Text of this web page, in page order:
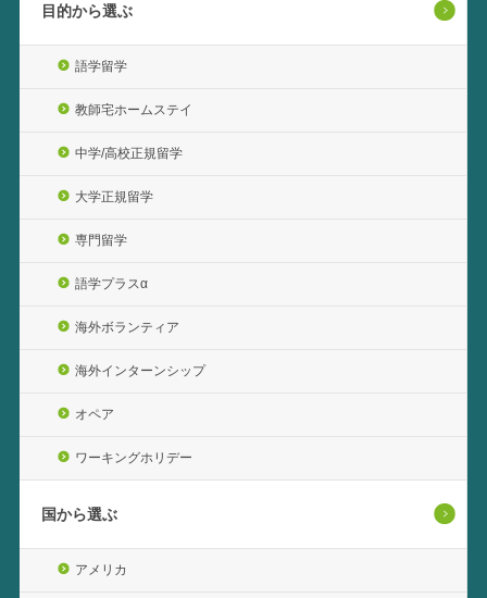
目的から選ぶ
語学留学
教師宅ホームステイ
中学/高校正規留学
大学正規留学
専門留学
語学プラスα
海外ボランティア
海外インターンシップ
オペア
ワーキングホリデー
国から選ぶ
アメリカ